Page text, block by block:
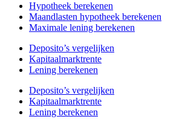
Hypotheek berekenen
Maandlasten hypotheek berekenen
Maximale lening berekenen
Deposito’s vergelijken
Kapitaalmarktrente
Lening berekenen
Deposito’s vergelijken
Kapitaalmarktrente
Lening berekenen